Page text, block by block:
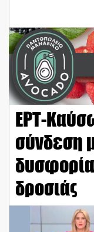
ΕΡΤ-
σύνδεση
δροσιάς